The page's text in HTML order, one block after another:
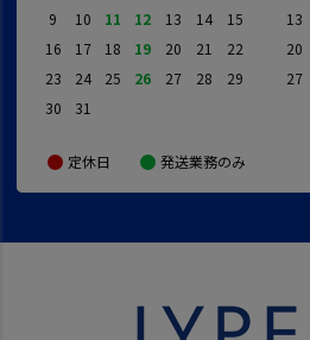
9
10 11 12 13 14
15
16
17 18 19 20 21
22
23
24 25 26 27 28
29
30
31
13
20
27
定休日 発送業務のみ